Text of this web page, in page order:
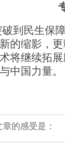
破到民生保
的缩影，
将继续拓
中国力量。
的感受是：